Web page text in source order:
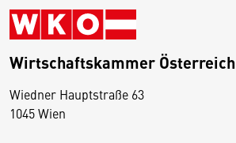
Wirtschaftskammer Österreich
Wiedner Hauptstraße 63
1045 Wien
D